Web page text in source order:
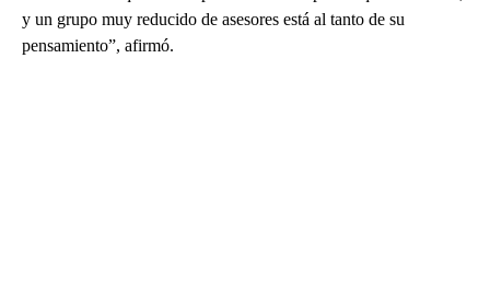
y un grupo muy reducido de asesores está al tanto de su
pensamiento”, afirmó.